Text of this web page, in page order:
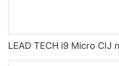
LEAD TECH i9 Micro CIJ